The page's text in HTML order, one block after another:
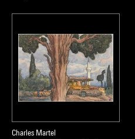
Charles Martel